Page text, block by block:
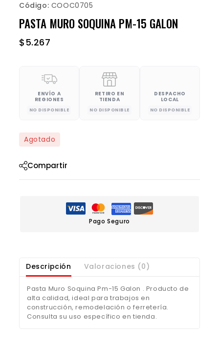
Código: COOC0705
PASTA MURO SOQUINA PM-15 GALON
$5.267
ENVÍO A
REGIONES
NO DISPONIBLE
RETIRO EN
TIENDA
NO DISPONIBLE
DESPACHO
LOCAL
NO DISPONIBLE
Agotado
Compartir
Pago Seguro
Descripción Valoraciones (0)
Pasta Muro Soquina Pm-15 Galon . Producto de
alta calidad, ideal para trabajos en
construcción, remodelación o ferretería.
Consulta su uso específico en tienda.